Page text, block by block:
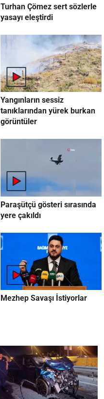
Turhan Çömez sert sözlerle
yasayı eleştirdi
Yangınların sessiz
tanıklarından yürek burkan
görüntüler
Paraşütçü gösteri sırasında
yere çakıldı
Mezhep Savaşı İstiyorlar